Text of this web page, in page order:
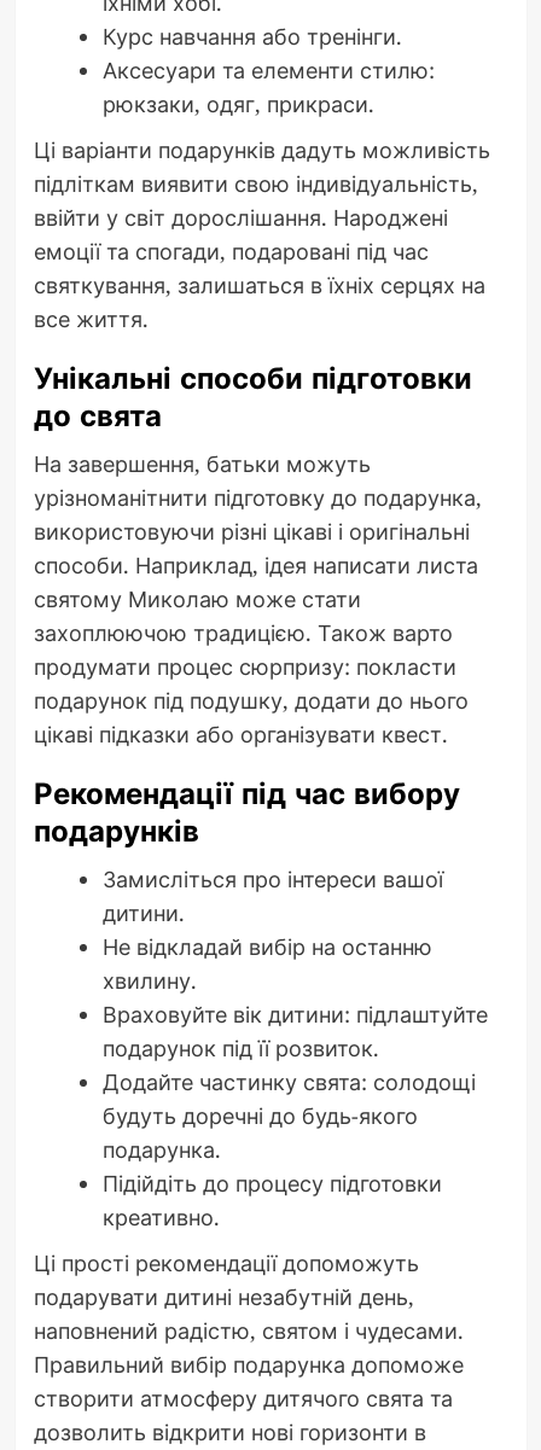
Курс навчання або тренінги.
Аксесуари та елементи стилю:
рюкзаки, одяг, прикраси.
Ці варіанти подарунків дадуть можливість
підліткам виявити свою індивідуальність,
ввійти у світ дорослішання. Народжені
емоції та спогади, подаровані під час
святкування, залишаться в їхніх серцях на
все життя.
Унікальні способи підготовки
до свята
На завершення, батьки можуть
урізноманітнити підготовку до подарунка,
використовуючи різні цікаві і оригінальні
способи. Наприклад, ідея написати листа
святому Миколаю може стати
захоплюючою традицією. Також варто
продумати процес сюрпризу: покласти
подарунок під подушку, додати до нього
цікаві підказки або організувати квест.
Рекомендації під час вибору
подарунків
Замисліться про інтереси вашої
дитини.
Не відкладай вибір на останню
хвилину.
Враховуйте вік дитини: підлаштуйте
подарунок під її розвиток.
Додайте частинку свята: солодощі
будуть доречні до будь-якого
подарунка.
Підійдіть до процесу підготовки
креативно.
Ці прості рекомендації допоможуть
подарувати дитині незабутній день,
наповнений радістю, святом і чудесами.
Правильний вибір подарунка допоможе
створити атмосферу дитячого свята та
дозволить відкрити нові горизонти в